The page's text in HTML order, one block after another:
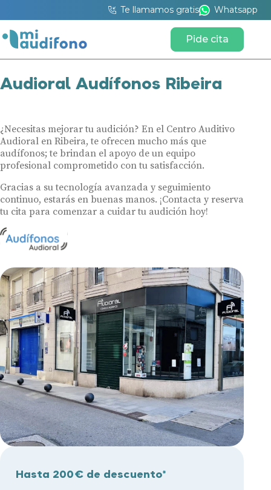
Te llamamos gratis Whatsapp
Pide cita
Audioral Audífonos Ribeira
¿Necesitas mejorar tu audición? En el Centro Auditivo
Audioral en Ribeira, te ofrecen mucho más que
audífonos; te brindan el apoyo de un equipo
profesional comprometido con tu satisfacción.
Gracias a su tecnología avanzada y seguimiento
continuo, estarás en buenas manos. ¡Contacta y reserva
tu cita para comenzar a cuidar tu audición hoy!
Hasta 200€ de descuento*